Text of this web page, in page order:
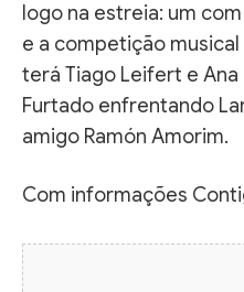
logo na estreia: um
e a competição musical
terá Tiago Leifert e Ana
Furtado enfrentando
amigo Ramón Amorim.
Com informações